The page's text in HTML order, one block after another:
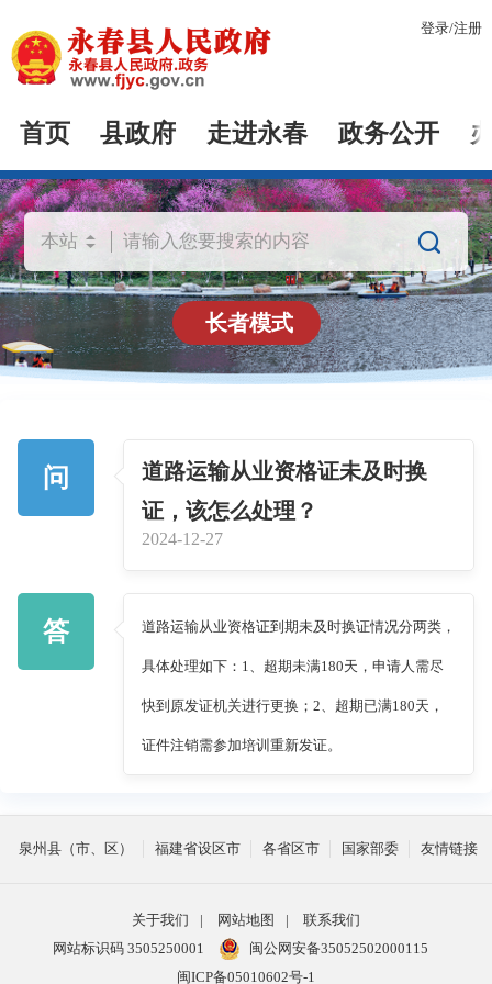
登录/注册
首页 县政府 走进永春 政务公开

长者模式
问
道路运输从业资格证未及时换
证，该怎么处理？
2024-12-27
答 道路运输从业资格证到期未及时换证情况分两类，
具体处理如下：1、超期未满180天，申请人需尽
快到原发证机关进行更换；2、超期已满180天，
证件注销需参加培训重新发证。
泉州县（市、区） 福建省设区市 各省区市 国家部委 友情链接
关于我们 | 网站地图 |
联系我们
网站标识码 3505250001
闽公网安备35052502000115
闽ICP备05010602号-1